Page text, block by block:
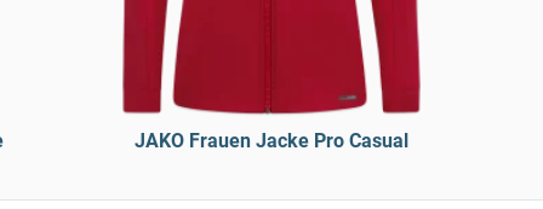
JAKO Frauen Jacke Pro Casual